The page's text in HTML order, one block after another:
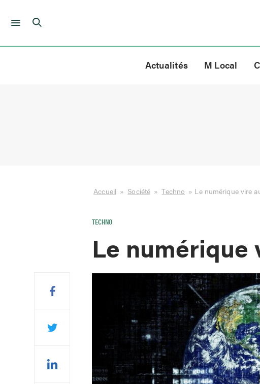
Skip
Actualités M Local
Accueil » Société » Techno » Le numérique vire
TECHNO
Le numérique